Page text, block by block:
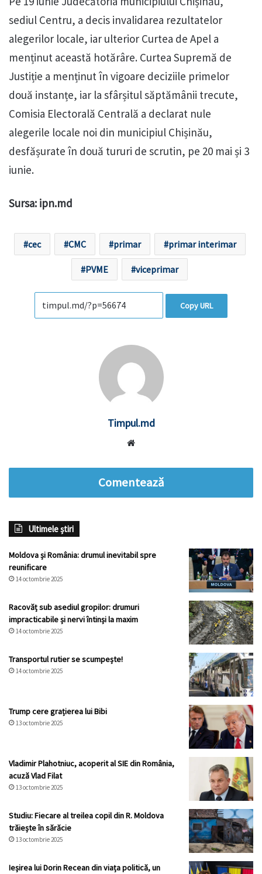
sediul Centru, a decis invalidarea rezultatelor
alegerilor locale, iar ulterior Curtea de Apel a
menținut această hotărâre. Curtea Supremă de
Justiție a menținut în vigoare deciziile primelor
două instanțe, iar la sfârșitul săptămânii trecute,
Comisia Electorală Centrală a declarat nule
alegerile locale noi din municipiul Chișinău,
desfășurate în două tururi de scrutin, pe 20 mai și 3
iunie.
Sursa: ipn.md
cec CMC primar primar interimar
PVME viceprimar
Copy URL
Timpul.md
Comentează
Ultimele știri
Moldova și România: drumul inevitabil spre
reunificare
14 octombrie 2025
Racovăț sub asediul gropilor: drumuri
impracticabile și nervi întinși la maxim
14 octombrie 2025
Transportul rutier se scumpește!
14 octombrie 2025
Trump cere grațierea lui Bibi
13 octombrie 2025
Vladimir Plahotniuc, acoperit al SIE din România,
acuză Vlad Filat
13 octombrie 2025
Studiu: Fiecare al treilea copil din R. Moldova
trăiește în sărăcie
13 octombrie 2025
Ieșirea lui Dorin Recean din viața politică, un